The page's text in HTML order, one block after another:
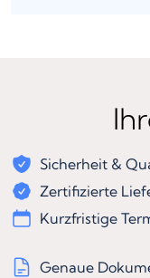
Sicherheit &
Zertifizierte
Kurzfristige
Genaue